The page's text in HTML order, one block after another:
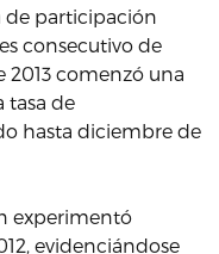
de participación
consecutivo de
comenzó una
tasa de
hasta diciembre de
experimentó
evidenciándose